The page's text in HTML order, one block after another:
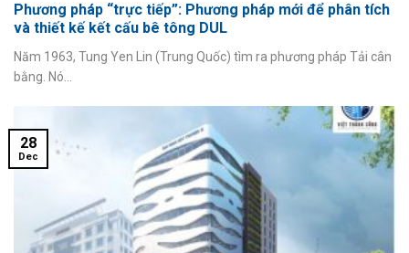
Phương pháp “trực tiếp”: Phương pháp mới để phân tích
và thiết kế kết cấu bê tông DUL
Năm 1963, Tung Yen Lin (Trung Quốc) tìm ra phương pháp Tải cân
bằng. Nó...
28
Dec